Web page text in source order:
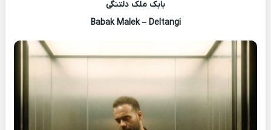
بابک ملک دلتنگی
Babak Malek – Deltangi